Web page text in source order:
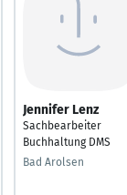
Jennifer Lenz
Sachbearbeiter
Buchhaltung DMS
Bad Arolsen